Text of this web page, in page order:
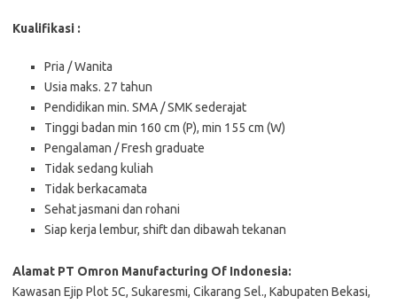
Kualifikasi :
Pria / Wanita
Usia maks. 27 tahun
Pendidikan min. SMA / SMK sederajat
Tinggi badan min 160 cm (P), min 155 cm (W)
Pengalaman / Fresh graduate
Tidak sedang kuliah
Tidak berkacamata
Sehat jasmani dan rohani
Siap kerja lembur, shift dan dibawah tekanan
Alamat PT Omron Manufacturing Of Indonesia:
Kawasan Ejip Plot 5C, Sukaresmi, Cikarang Sel., Kabupaten Bekasi,